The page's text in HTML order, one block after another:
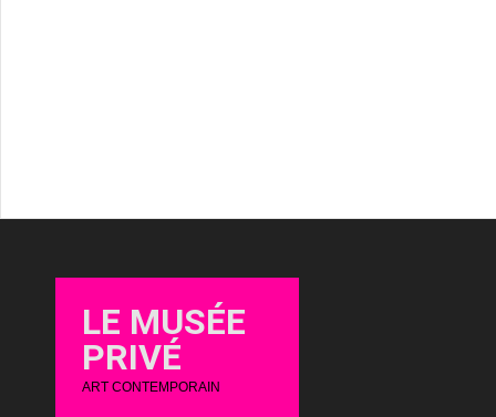
LE MUSÉE
PRIVÉ
ART CONTEMPORAIN